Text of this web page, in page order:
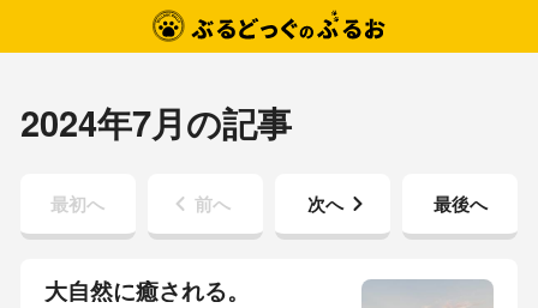
2024年7月の記事
最初へ 前へ 次へ 最後へ
大自然に癒される。